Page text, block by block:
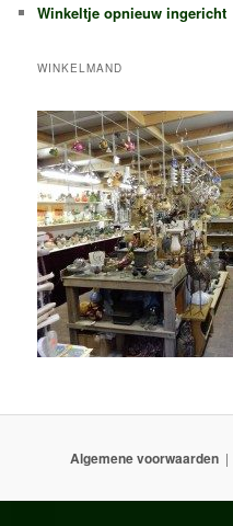
Winkeltje opnieuw ingericht
WINKELMAND
Algemene voorwaarden